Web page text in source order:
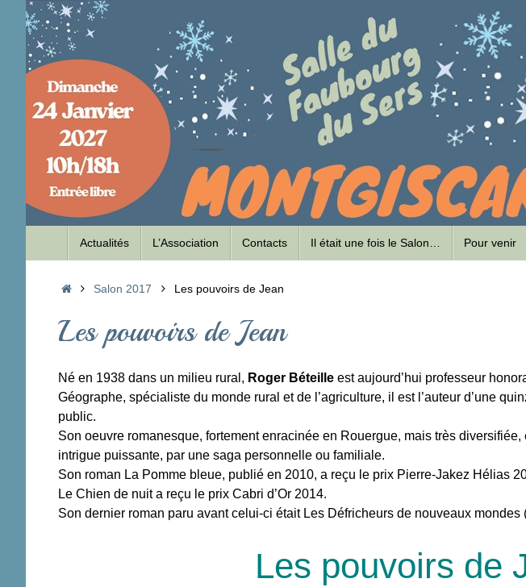
Passer
contenu
Actualités L’Association Contacts Il était une fois le Salon… Pour venir
AccueilSalon 2017 Les pouvoirs de Jean
Les pouvoirs de Jean
Né en 1938 dans un milieu rural, Roger Béteille est aujourd’hui professeur
Géographe, spécialiste du monde rural et de l’agriculture, il est l’auteur d’une
public.
Son oeuvre romanesque, fortement enracinée en Rouergue, mais très
intrigue puissante, par une saga personnelle ou familiale.
Son roman La Pomme bleue, publié en 2010, a reçu le prix Pierre-Jakez Hélias
Le Chien de nuit a reçu le prix Cabri d’Or 2014.
Son dernier roman paru avant celui-ci était Les Défricheurs de nouveaux mondes
Les pouvoirs de